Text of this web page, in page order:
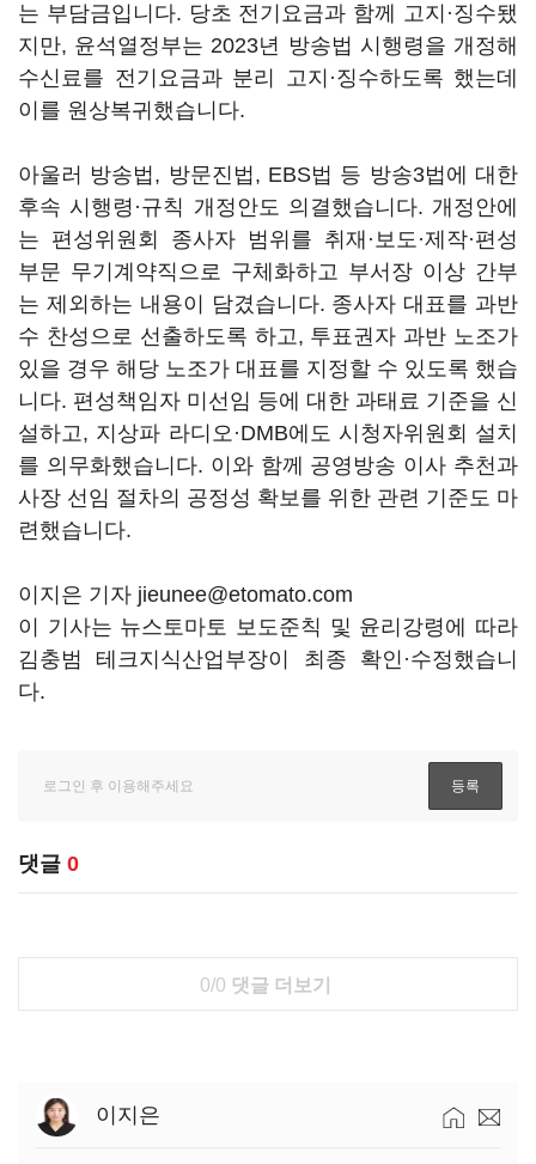
는 부담금입니다. 당초 전기요금과 함께 고지·징수됐
지만, 윤석열정부는 2023년 방송법 시행령을 개정해
수신료를 전기요금과 분리 고지·징수하도록 했는데
이를 원상복귀했습니다.
아울러 방송법, 방문진법, EBS법 등 방송3법에 대한
후속 시행령·규칙 개정안도 의결했습니다. 개정안에
는 편성위원회 종사자 범위를 취재·보도·제작·편성
부문 무기계약직으로 구체화하고 부서장 이상 간부
는 제외하는 내용이 담겼습니다. 종사자 대표를 과반
수 찬성으로 선출하도록 하고, 투표권자 과반 노조가
있을 경우 해당 노조가 대표를 지정할 수 있도록 했습
니다. 편성책임자 미선임 등에 대한 과태료 기준을 신
설하고, 지상파 라디오·DMB에도 시청자위원회 설치
를 의무화했습니다. 이와 함께 공영방송 이사 추천과
사장 선임 절차의 공정성 확보를 위한 관련 기준도 마
련했습니다.
이지은 기자 jieunee@etomato.com
이 기사는 뉴스토마토 보도준칙 및 윤리강령에 따라
김충범 테크지식산업부장이 최종 확인·수정했습니
다.
댓글 0
0/0 댓글 더보기
이지은